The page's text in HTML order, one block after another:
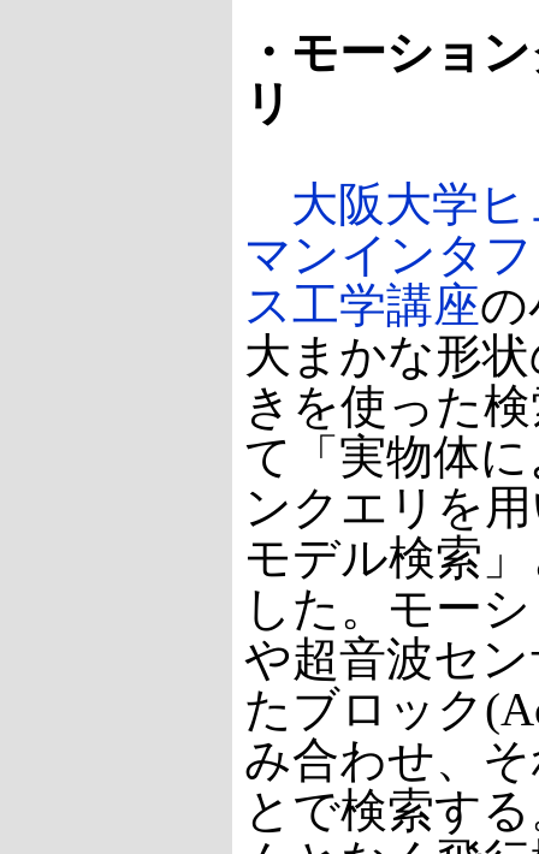
・モーショ
リ
大阪大学
マンインタ
ス工学講座の
大まかな形
きを使った
て「実物体
ンクエリを
モデル検索
した。モー
や超音波セ
たブロック
み合わせ、
とで検索す